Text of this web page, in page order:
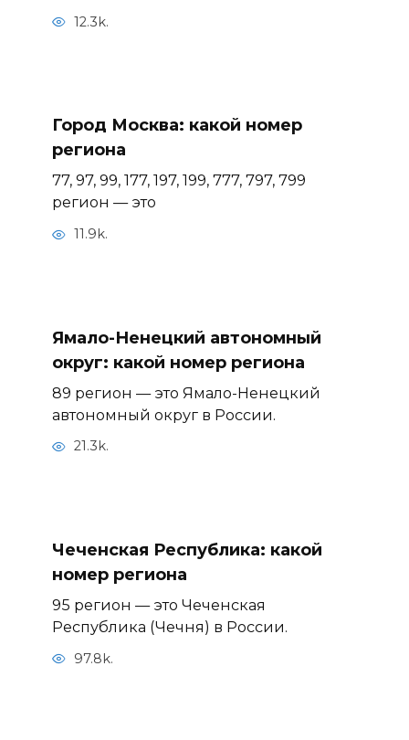
12.3k.
Город Москва: какой номер
региона
77, 97, 99, 177, 197, 199, 777, 797, 799
регион — это
11.9k.
Ямало-Ненецкий автономный
округ: какой номер региона
89 регион — это Ямало-Ненецкий
автономный округ в России.
21.3k.
Чеченская Республика: какой
номер региона
95 регион — это Чеченская
Республика (Чечня) в России.
97.8k.